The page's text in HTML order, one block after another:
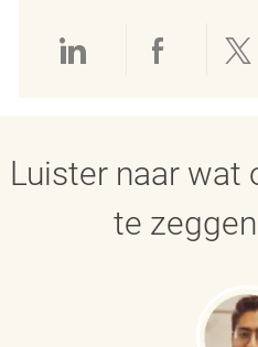
Delen viaDelen
Luister naar wat
te